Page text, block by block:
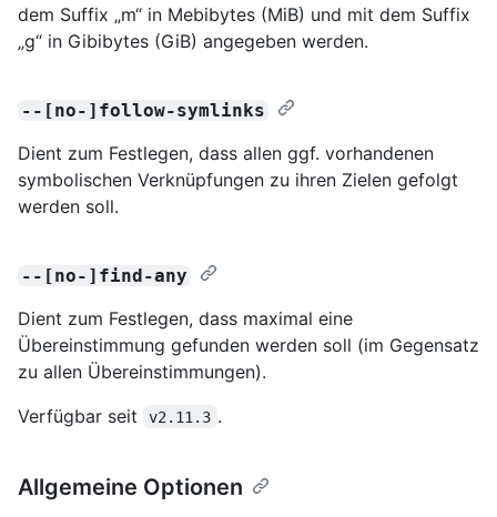
dem Suffix „m“ in Mebibytes (MiB) und mit dem Suffix
„g“ in Gibibytes (GiB) angegeben werden.
--[no-]follow-symlinks
Dient zum Festlegen, dass allen ggf. vorhandenen
symbolischen Verknüpfungen zu ihren Zielen gefolgt
werden soll.
--[no-]find-any
Dient zum Festlegen, dass maximal eine
Übereinstimmung gefunden werden soll (im Gegensatz
zu allen Übereinstimmungen).
Verfügbar seit
v2.11.3 .
Allgemeine Optionen